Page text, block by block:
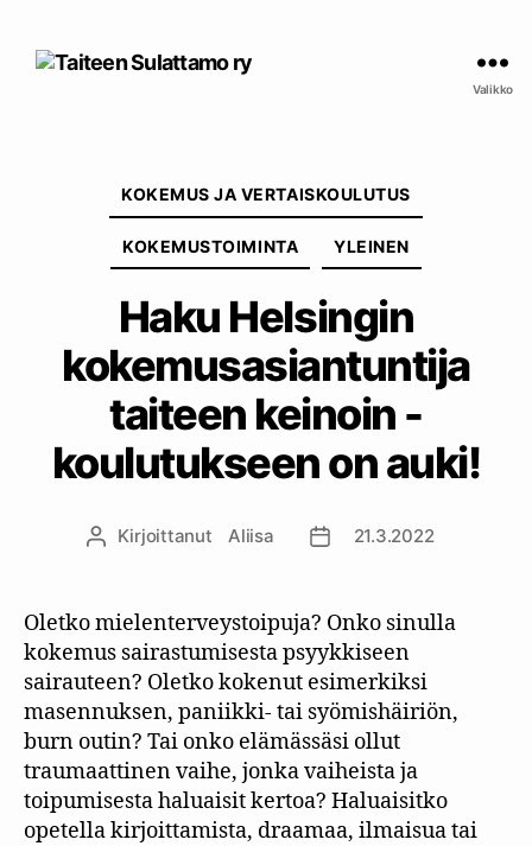
Valikko
KOKEMUS JA VERTAISKOULUTUS
KOKEMUSTOIMINTA YLEINEN
Haku Helsingin
kokemusasiantuntija
taiteen keinoin -
koulutukseen on auki!
Kirjoittaja
Kirjoittanut Aliisa Julkaisupäivämäärä
21.3.2022
Oletko mielenterveystoipuja? Onko sinulla
kokemus sairastumisesta psyykkiseen
sairauteen? Oletko kokenut esimerkiksi
masennuksen, paniikki- tai syömishäiriön,
burn outin? Tai onko elämässäsi ollut
traumaattinen vaihe, jonka vaiheista ja
toipumisesta haluaisit kertoa? Haluaisitko
opetella kirjoittamista, draamaa, ilmaisua tai